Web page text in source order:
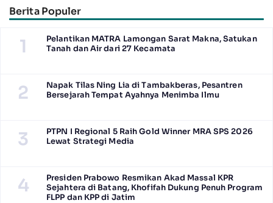
Berita Populer
1
Pelantikan MATRA Lamongan Sarat Makna, Satukan
Tanah dan Air dari 27 Kecamata
2
Napak Tilas Ning Lia di Tambakberas, Pesantren
Bersejarah Tempat Ayahnya Menimba Ilmu
3
PTPN I Regional 5 Raih Gold Winner MRA SPS 2026
Lewat Strategi Media
4
Presiden Prabowo Resmikan Akad Massal KPR
Sejahtera di Batang, Khofifah Dukung Penuh Program
FLPP dan KPP di Jatim